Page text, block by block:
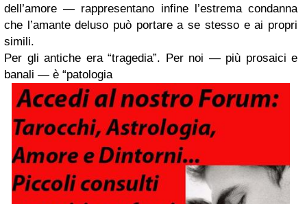
dell’amore — rappresentano infine l’estrema condanna
che l’amante deluso può portare a se stesso e ai propri
simili.
Per gli antiche era “tragedia”. Per noi — più prosaici e
banali — è “patologia